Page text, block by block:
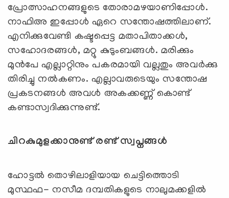
പ്രോത്സാഹനങ്ങളുടെ തോരാമഴയാണിപ്പോള്‍.
നാഫിഅ ഇപ്പോള്‍ ഏറെ സന്തോഷത്തിലാണ്.
എനിക്കുവേണ്ടി കഷ്ടപ്പെട്ട മതാപിതാക്കള്‍,
സഹോദരങ്ങള്‍, മറ്റു കുടുംബങ്ങള്‍. മരിക്കും
മുന്‍പേ എല്ലാറ്റിനും പകരമായി വല്ലതും അവര്‍ക്കു
തിരിച്ചു നല്‍കണം. എല്ലാവരുടെയും സന്തോഷ
പ്രകടനങ്ങള്‍ അവള്‍ അകക്കണ്ണ് കൊണ്ട്
കണ്ടാസ്വദിക്കുന്നുണ്ട്.
ചിറകുമുളക്കാനുണ്ട് രണ്ട് സ്വപ്നങ്ങൾ
ഹോട്ടല്‍ തൊഴിലാളിയായ ചെട്ടിത്തൊടി
മുസ്ഥഫ- നസീമ ദമ്പതികളുടെ നാലുമക്കളില്‍